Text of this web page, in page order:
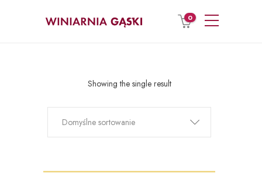
0
Showing the single result
Domyślne sortowanie